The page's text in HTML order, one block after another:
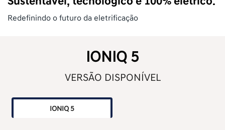
Redefinindo o futuro da eletrificação
IONIQ 5
VERSÃO DISPONÍVEL
IONIQ 5